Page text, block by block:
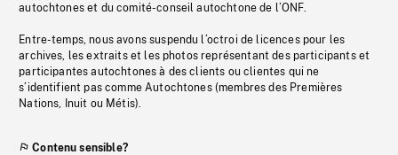
autochtones et du comité-conseil autochtone de l’ONF.
Entre-temps, nous avons suspendu l’octroi de licences pour les
archives, les extraits et les photos représentant des participants et
participantes autochtones à des clients ou clientes qui ne
s’identifient pas comme Autochtones (membres des Premières
Nations, Inuit ou Métis).
Contenu sensible?